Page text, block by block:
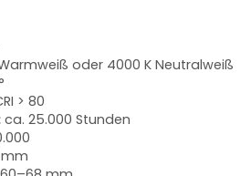
oder 4000 K Neutralweiß
> 80
ca. 25.000 Stunden